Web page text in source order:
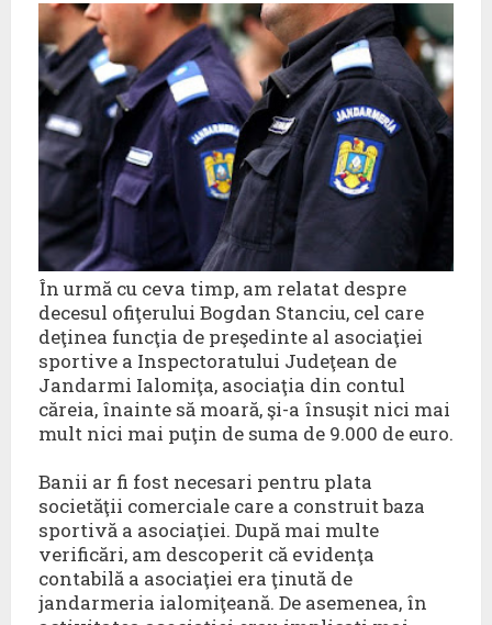
În urmă cu ceva timp, am relatat despre
decesul ofiţerului Bogdan Stanciu, cel care
deţinea funcţia de preşedinte al asociaţiei
sportive a Inspectoratului Judeţean de
Jandarmi Ialomiţa, asociaţia din contul
căreia, înainte să moară, şi-a însuşit nici mai
mult nici mai puţin de suma de 9.000 de euro.
Banii ar fi fost necesari pentru plata
societăţii comerciale care a construit baza
sportivă a asociaţiei. După mai multe
verificări, am descoperit că evidenţa
contabilă a asociaţiei era ţinută de
jandarmeria ialomiţeană. De asemenea, în